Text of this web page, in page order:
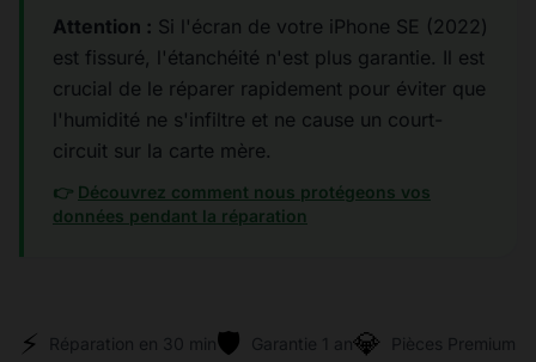
Attention : Si l'écran de votre iPhone SE (2022)
est fissuré, l'étanchéité n'est plus garantie. Il est
crucial de le réparer rapidement pour éviter que
l'humidité ne s'infiltre et ne cause un court-
circuit sur la carte mère.
👉 Découvrez comment nous protégeons vos
données pendant la réparation
⚡ Réparation en 30 min🛡️ Garantie 1 an💎 Pièces Premium